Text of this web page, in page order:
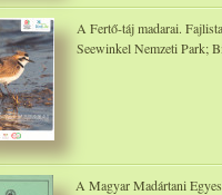
A Fertő-táj madarai.
Seewinkel Nemzeti Park;
A Magyar Madártani